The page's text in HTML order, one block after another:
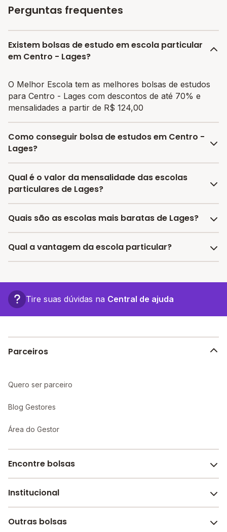
Perguntas frequentes
Existem bolsas de estudo em escola particular
em Centro - Lages?
O Melhor Escola tem as melhores bolsas de estudos
para Centro - Lages com descontos de até 70% e
mensalidades a partir de R$ 124,00
Como conseguir bolsa de estudos em Centro -
Lages?
O programa de bolsa do Melhor Escola disponibiliza
vagas com até 80% de desconto nas mensalidades.
pré-matrícula no site.
Qual é o valor da mensalidade das escolas
particulares de Lages?
A média da mensalidade em Lages é de R$ 241,60
Quais são as escolas mais baratas de Lages?
As escolas com mensalidades mais baratas de Lages
Qual a vantagem da escola particular?
completa e recursos educacionais mais avançados,
proporcionando um ambiente propício ao
Tire suas dúvidas na Central de ajuda
Parceiros
Quero ser parceiro
Blog Gestores
Área do Gestor
Encontre bolsas
Melhores escolas de São Paulo
Escolas por cidade e bairro
Institucional
Sobre o Melhor Escola
Outras bolsas